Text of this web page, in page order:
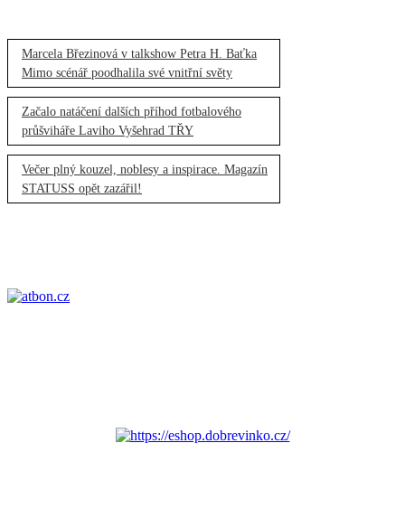
Marcela Březinová v talkshow Petra H. Baťka
Mimo scénář poodhalila své vnitřní světy
Začalo natáčení dalších příhod fotbalového
průšviháře Laviho Vyšehrad TŘY
Večer plný kouzel, noblesy a inspirace. Magazín
STATUSS opět zazářil!